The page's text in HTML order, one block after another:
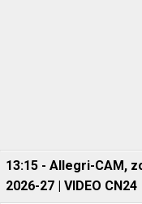
13:15 - Allegri-CAM,
2026-27 | VIDEO CN24